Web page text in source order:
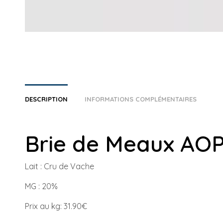
DESCRIPTION INFORMATIONS COMPLÉMENTAIRES
Brie de Meaux
Lait : Cru de Vache
MG : 20%
Prix au kg: 31.90€